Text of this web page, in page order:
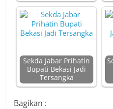
Sekda Jabar Prihatin
Bupati Bekasi Jadi
Tersangka
Bagikan :